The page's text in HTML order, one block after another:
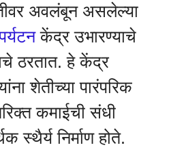
अवलंबून असलेल्या
केंद्र उभारण्याचे
ठरतात. हे केंद्र
शेतीच्या पारंपरिक
कमाईची संधी
स्थैर्य निर्माण होते.